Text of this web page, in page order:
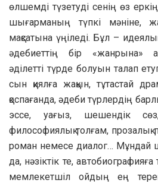
өлшемді түзетуді сенің өз
шығарманың түпкі мәніне,
мақсатына үңіледі. Бұл –
әдебиеттің бір «жанрына»
әділетті түрде болуын талап
сын қиялға жақын, тұтастай
қоспағанда, әдеби түрлердің
эссе, уағыз, шешендік
философиялық толғам, прозалық
роман немесе диалог… Мұндай
да, нәзіктік те,
мемлекетшіл ойдың ең